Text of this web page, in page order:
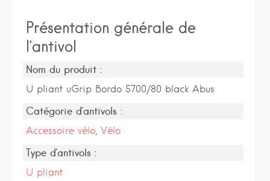
Présentation générale de
l’antivol
Nom du produit :
U pliant uGrip Bordo 5700/80 black Abus
Catégorie d'antivols :
Accessoire vélo, Vélo
Type d'antivols :
U pliant